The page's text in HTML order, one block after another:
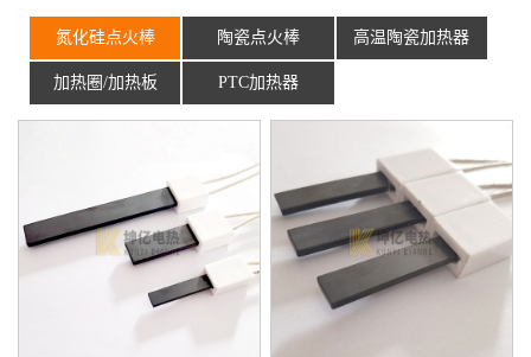
氮化硅点火棒 陶瓷点火棒 高温陶瓷加热器
加热圈/加热板 PTC加热器